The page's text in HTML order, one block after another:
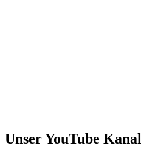
Unser YouTube Kanal